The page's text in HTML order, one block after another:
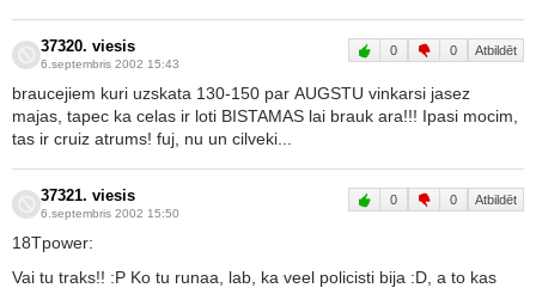
37320. viesis
6.septembris 2002 15:43
0 0 Atbildēt
braucejiem kuri uzskata 130-150 par AUGSTU vinkarsi jasez
majas, tapec ka celas ir loti BISTAMAS lai brauk ara!!! Ipasi mocim,
tas ir cruiz atrums! fuj, nu un cilveki...
37321. viesis
6.septembris 2002 15:50
0 0 Atbildēt
18Tpower:
Vai tu traks!! :P Ko tu runaa, lab, ka veel policisti bija :D, a to kas